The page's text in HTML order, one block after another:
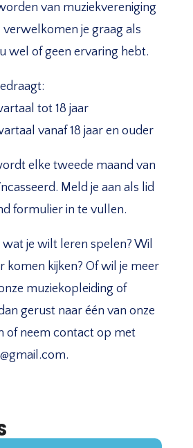
van muziekvereniging
verwelkomen je graag als
wel of geen ervaring hebt.
tot 18 jaar
vanaf 18 jaar en ouder
elke tweede maand van
Meld je aan als lid
formulier in te vullen.
je wilt leren spelen? Wil
komen kijken? Of wil je meer
muziekopleiding of
gerust naar één van onze
of neem contact op met